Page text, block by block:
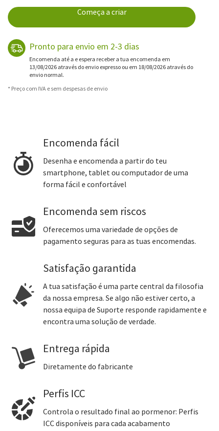
Começa a criar
Pronto para envio em 2-3 dias
Encomenda até a e espera receber a tua encomenda em
13/08/2026 através do envio expresso ou em 18/08/2026 através do
envio normal.
* Preço com IVA e sem despesas de envio
Encomenda fácil
Desenha e encomenda a partir do teu
smartphone, tablet ou computador de uma
forma fácil e confortável
Encomenda sem riscos
Oferecemos uma variedade de opções de
pagamento seguras para as tuas encomendas.
Satisfação garantida
A tua satisfação é uma parte central da filosofia
da nossa empresa. Se algo não estiver certo, a
nossa equipa de Suporte responde rapidamente e
encontra uma solução de verdade.
Entrega rápida
Diretamente do fabricante
Perfis ICC
Controla o resultado final ao pormenor: Perfis
ICC disponíveis para cada acabamento